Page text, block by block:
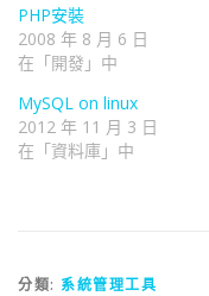
PHP安裝
2008 年 8 月 6 日
在「開發」中
MySQL on linux
2012 年 11 月 3 日
在「資料庫」中
分類: 系統管理工具